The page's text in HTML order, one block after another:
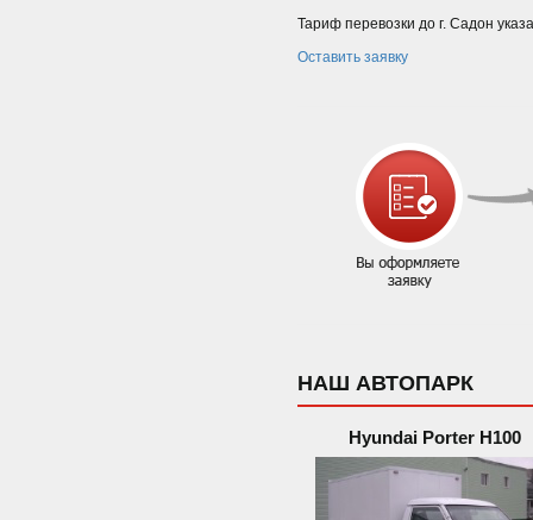
Тариф перевозки до г. Садон
Оставить заявку
НАШ АВТОПАРК
Hyundai Porter H100